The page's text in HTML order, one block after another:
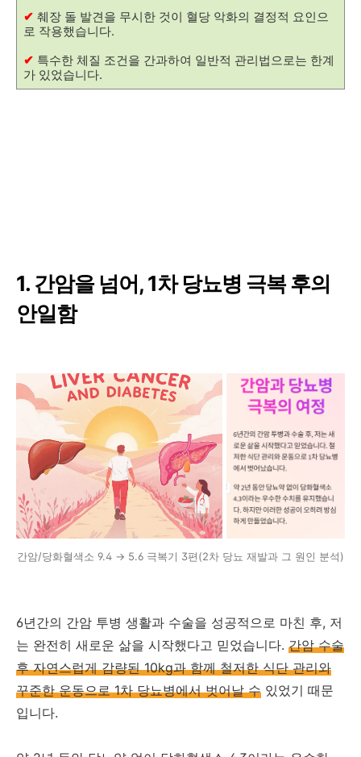
✔ 췌장 돌 발견을 무시한 것이 혈당 악화의 결정적 요인으
로 작용했습니다.
✔ 특수한 체질 조건을 간과하여 일반적 관리법으로는 한계
가 있었습니다.
1. 간암을 넘어, 1차 당뇨병 극복 후의
안일함
간암/당화혈색소 9.4 → 5.6 극복기 3편(2차 당뇨 재발과 그 원인 분석)
6년간의 간암 투병 생활과 수술을 성공적으로 마친 후, 저
는 완전히 새로운 삶을 시작했다고 믿었습니다. 간암 수술
후 자연스럽게 감량된 10kg과 함께 철저한 식단 관리와
꾸준한 운동으로 1차 당뇨병에서 벗어날 수 있었기 때문
입니다.